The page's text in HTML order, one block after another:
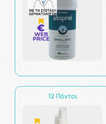
12 Πόντοι